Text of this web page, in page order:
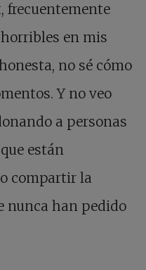
frecuentemente
en mis
no sé cómo
Y no veo
a personas
están
compartir la
nunca han pedido